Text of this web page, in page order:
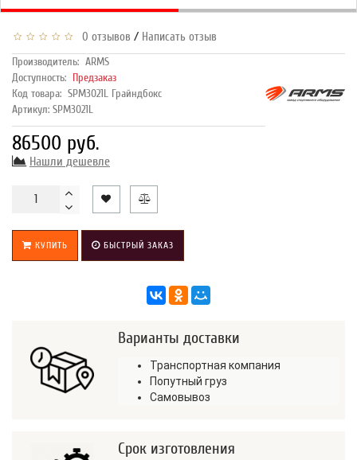
0 отзывов / Написать отзыв
Производитель: ARMS
Доступность: Предзаказ
Код товара: SPM3021L Грайндбокс
Артикул: SPM3021L
86500 руб.
Нашли дешевле
КУПИТЬ БЫСТРЫЙ ЗАКАЗ
Варианты доставки
Транспортная компания
Попутный груз
Самовывоз
Срок изготовления